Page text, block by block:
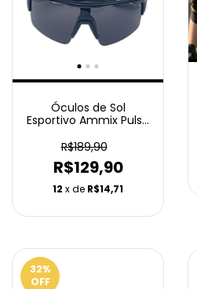
Óculos de Sol
Esportivo Ammix Pulse
R$189,90
R$129,90
12 x de R$14,71
32%
OFF